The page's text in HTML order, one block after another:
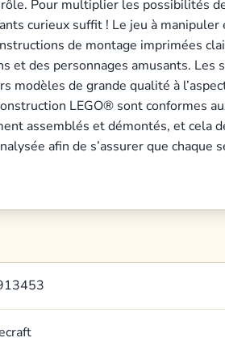
Pour multiplier les possibilités
curieux suffit ! Le jeu à
de montage imprimées
des personnages amusants.
de grande qualité à
LEGO® sont conformes
assemblés et démontés, et cela
afin de s’assurer que